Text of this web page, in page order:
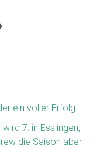
ein voller Erfolg
7. in Esslingen,
die Saison aber